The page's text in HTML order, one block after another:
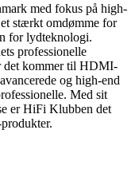
med fokus på high-
stærkt omdømme for
for lydteknologi.
professionelle
det kommer til HDMI-
og high-end
Med sit
er HiFi Klubben det